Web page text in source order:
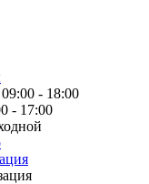
- 18:00
- 17:00